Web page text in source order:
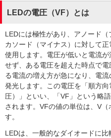
LEDの電圧（VF）とは
LEDには極性があり、アノード（
カソード（マイナス）に対して正
使用します。電圧が低いと電流
せず、ある電圧を超えた時点で電
る電流の増え方が急になり、電流
発光します。この電圧を「順方向
圧）」といい、「VF」という略
されます。VFの値の単位は、V（
す。
LEDは、一般的なダイオードに比